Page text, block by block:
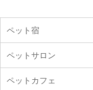
ペット宿
ペットサロン
ペットカフェ